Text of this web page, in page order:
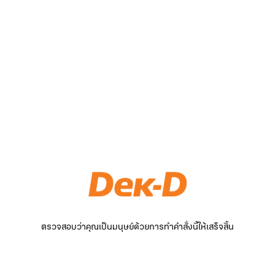
ตรวจสอบว่าคุณเป็นมนุษย์ด้วยการทำคำสั่งนี้ให้เสร็จสิ้น